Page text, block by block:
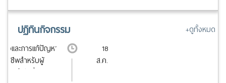
ปฏิทินกิจกรรม
+ดูทั้งหมด
18
ส.ค.
ใจและการแก้ปัญหา
าชีพสำหรับผู้
กรณ์ รุ่นที่ 1